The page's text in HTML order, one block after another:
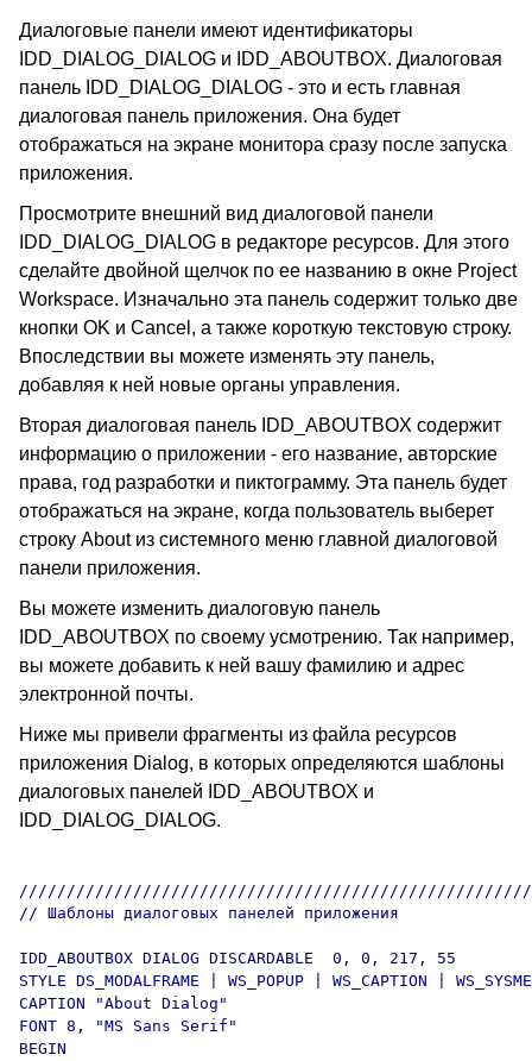
Диалоговые панели имеют идентификаторы
IDD_DIALOG_DIALOG и IDD_ABOUTBOX. Диалоговая
панель IDD_DIALOG_DIALOG - это и есть главная
диалоговая панель приложения. Она будет
отображаться на экране монитора сразу после запуска
приложения.
Просмотрите внешний вид диалоговой панели
IDD_DIALOG_DIALOG в редакторе ресурсов. Для этого
сделайте двойной щелчок по ее названию в окне Project
Workspace. Изначально эта панель содержит только две
кнопки OK и Cancel, а также короткую текстовую строку.
Впоследствии вы можете изменять эту панель,
добавляя к ней новые органы управления.
Вторая диалоговая панель IDD_ABOUTBOX содержит
информацию о приложении - его название, авторские
права, год разработки и пиктограмму. Эта панель будет
отображаться на экране, когда пользователь выберет
строку About из системного меню главной диалоговой
панели приложения.
Вы можете изменить диалоговую панель
IDD_ABOUTBOX по своему усмотрению. Так например,
вы можете добавить к ней вашу фамилию и адрес
электронной почты.
Ниже мы привели фрагменты из файла ресурсов
приложения Dialog, в которых определяются шаблоны
диалоговых панелей IDD_ABOUTBOX и
IDD_DIALOG_DIALOG.
// Шаблоны диалоговых панелей приложения
IDD_ABOUTBOX DIALOG DISCARDABLE  0, 0, 217, 55
STYLE DS_MODALFRAME | WS_POPUP | WS_CAPTION |
CAPTION "About Dialog"
FONT 8, "MS Sans Serif"
BEGIN